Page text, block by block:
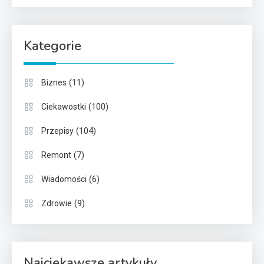
Kategorie
Biznes (11)
Ciekawostki (100)
Przepisy (104)
Remont (7)
Wiadomości (6)
Zdrowie (9)